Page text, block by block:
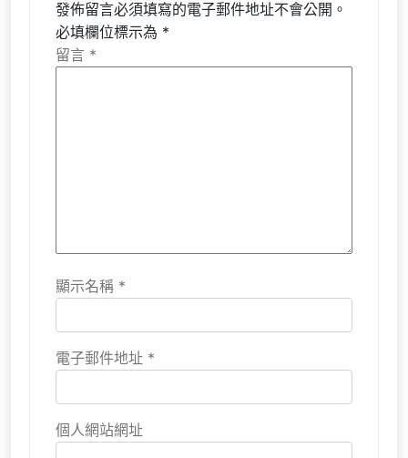
發佈留言必須填寫的電子郵件地址不會公開。
必填欄位標示為 *
留言 *
顯示名稱 *
電子郵件地址 *
個人網站網址